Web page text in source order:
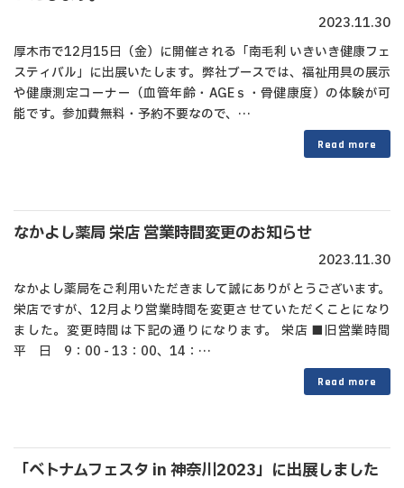
2023.11.30
厚木市で12月15日（金）に開催される「南毛利 いきいき健康フェ
スティバル」に出展いたします。弊社ブースでは、福祉用具の展示
や健康測定コーナー（血管年齢・AGEｓ・骨健康度）の体験が可
能です。参加費無料・予約不要なので、…
Read more
なかよし薬局 栄店 営業時間変更のお知らせ
2023.11.30
なかよし薬局をご利用いただきまして誠にありがとうございます。
栄店ですが、12月より営業時間を変更させていただくことになり
ました。変更時間は下記の通りになります。 栄店 ■旧営業時間
平 日 9：00 - 13：00、14：…
Read more
「ベトナムフェスタ in 神奈川2023」に出展しました